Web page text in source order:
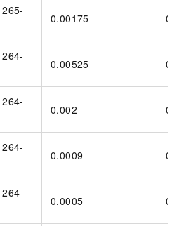
265-
0.00175
264-
0.00525
264-
0.002
264-
0.0009
264-
0.0005